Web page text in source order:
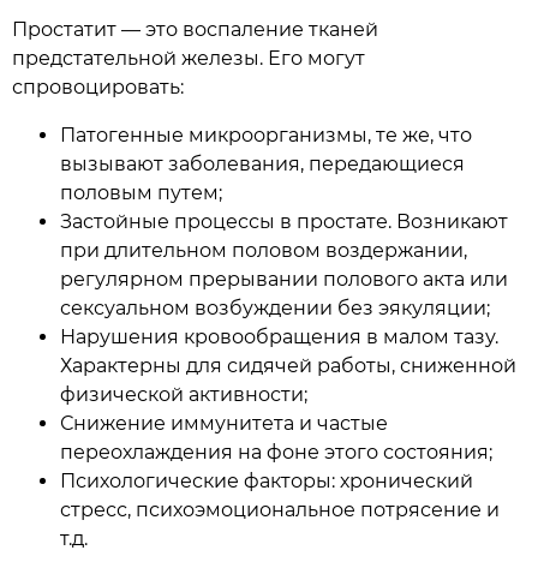
Простатит — это воспаление тканей
предстательной железы. Его могут
спровоцировать:
Патогенные микроорганизмы, те же, что
вызывают заболевания, передающиеся
половым путем;
Застойные процессы в простате. Возникают
при длительном половом воздержании,
регулярном прерывании полового акта или
сексуальном возбуждении без эякуляции;
Нарушения кровообращения в малом тазу.
Характерны для сидячей работы, сниженной
физической активности;
Снижение иммунитета и частые
переохлаждения на фоне этого состояния;
Психологические факторы: хронический
стресс, психоэмоциональное потрясение и
т.д.